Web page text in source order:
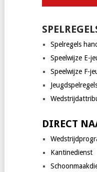
Spelregels
Speelwijze E-
Speelwijze F-
DIRECT
Kantinedienst